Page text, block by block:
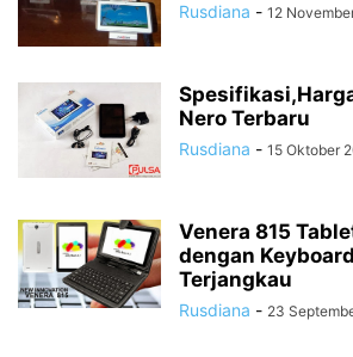
Rusdiana - 12
Nero Terbaru
Rusdiana - 15 Oktober
Venera 815
dengan
Terjangkau
Rusdiana - 23